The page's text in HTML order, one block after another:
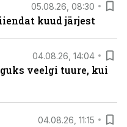
05.08.26, 08:30
kuud järjest
04.08.26, 14:04
veelgi tuure, kui
04.08.26, 11:15